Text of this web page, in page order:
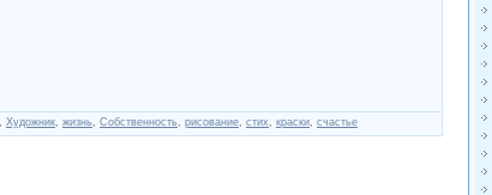
Художник жизнь Собственность рисование стих краски счастье